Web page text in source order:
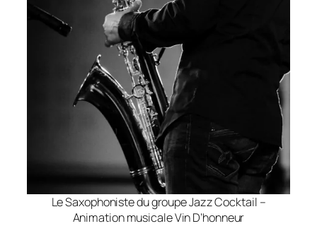
Le Saxophoniste du groupe Jazz Cocktail –
Animation musicale Vin D’honneur